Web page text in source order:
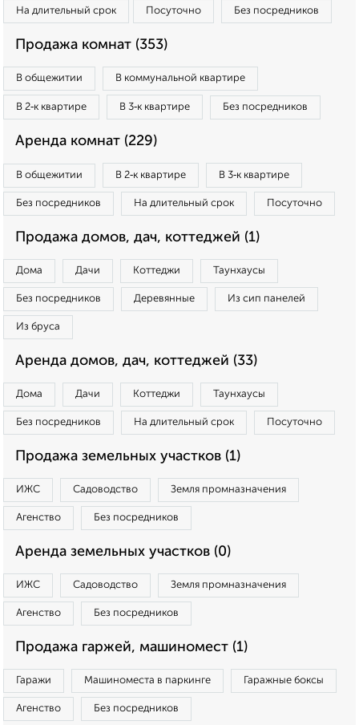
На длительный срок Посуточно Без посредников
Продажа комнат (353)
В общежитии В коммунальной квартире
В 2‑к квартире В 3‑к квартире Без посредников
Аренда комнат (229)
В общежитии В 2‑к квартире В 3‑к квартире
Без посредников На длительный срок Посуточно
Продажа домов, дач, коттеджей (1)
Дома Дачи Коттеджи Таунхаусы
Без посредников Деревянные Из сип панелей
Из бруса
Аренда домов, дач, коттеджей (33)
Дома Дачи Коттеджи Таунхаусы
Без посредников На длительный срок Посуточно
Продажа земельных участков (1)
ИЖС Садоводство Земля промназначения
Агенство Без посредников
Аренда земельных участков (0)
ИЖС Садоводство Земля промназначения
Агенство Без посредников
Продажа гаржей, машиномест (1)
Гаражи Машиноместа в паркинге Гаражные боксы
Агенство Без посредников